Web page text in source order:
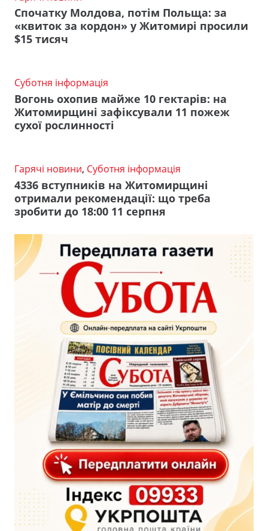
Спочатку Молдова, потім Польща: за
«квиток за кордон» у Житомирі просили
$15 тисяч
Суботня інформація
Вогонь охопив майже 10 гектарів: на
Житомирщині зафіксували 11 пожеж
сухої рослинності
Гарячі новини, Суботня інформація
4336 вступників на Житомирщині
отримали рекомендації: що треба
зробити до 18:00 11 серпня